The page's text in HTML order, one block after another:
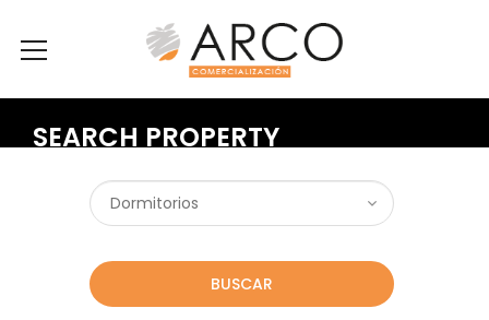
SEARCH PROPERTY
BUSCAR